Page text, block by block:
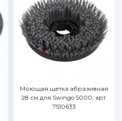
Моющая щетка абразивная
28 см для Swingo 5000, арт.
7510633